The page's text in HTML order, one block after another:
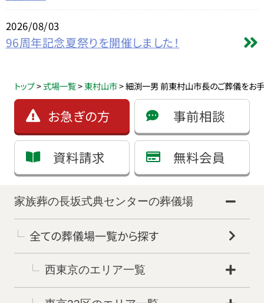
2026/08/03
96周年記念夏祭りを開催しました！
トップ>式場一覧>東村山市>細渕一男 前東村山市長のご葬儀をお手
お急ぎの方 事前相談
資料請求 無料会員
家族葬の長坂式典センターの葬儀場
全ての葬儀場一覧から探す
西東京のエリア一覧